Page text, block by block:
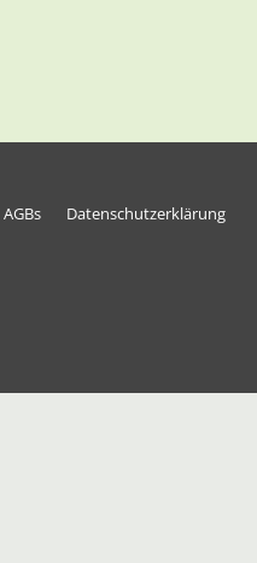
AGBs
Datenschutzerklärung